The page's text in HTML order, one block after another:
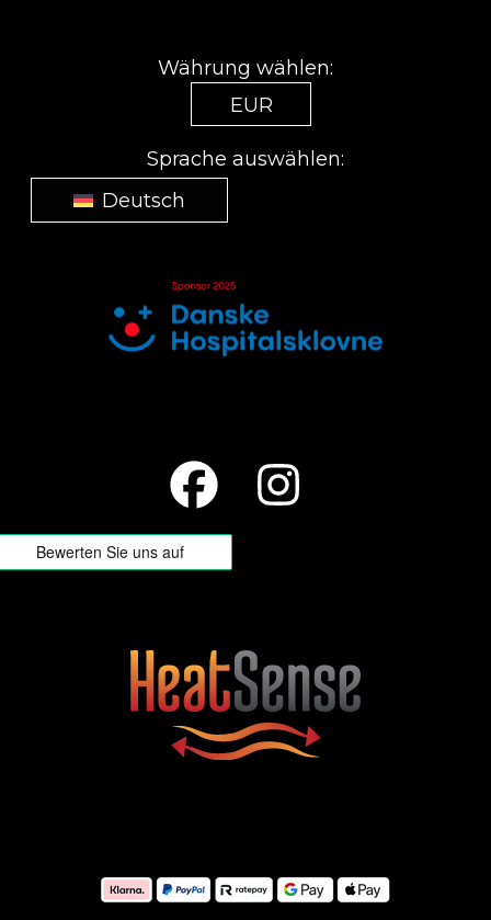
Währung wählen:
EUR
Sprache auswählen:
Deutsch